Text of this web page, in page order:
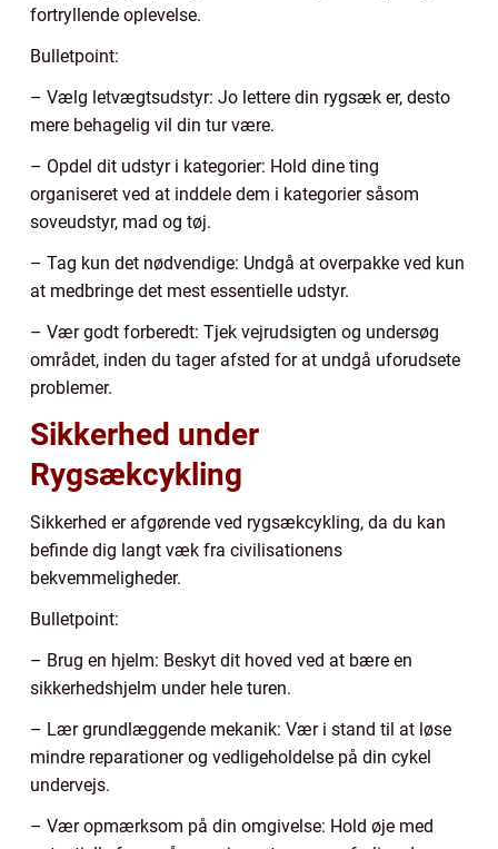
fortryllende oplevelse.
Bulletpoint:
– Vælg letvægtsudstyr: Jo lettere din rygsæk er, desto
mere behagelig vil din tur være.
– Opdel dit udstyr i kategorier: Hold dine ting
organiseret ved at inddele dem i kategorier såsom
soveudstyr, mad og tøj.
– Tag kun det nødvendige: Undgå at overpakke ved kun
at medbringe det mest essentielle udstyr.
– Vær godt forberedt: Tjek vejrudsigten og undersøg
området, inden du tager afsted for at undgå uforudsete
problemer.
Sikkerhed under
Rygsækcykling
Sikkerhed er afgørende ved rygsækcykling, da du kan
befinde dig langt væk fra civilisationens
bekvemmeligheder.
Bulletpoint:
– Brug en hjelm: Beskyt dit hoved ved at bære en
sikkerhedshjelm under hele turen.
– Lær grundlæggende mekanik: Vær i stand til at løse
mindre reparationer og vedligeholdelse på din cykel
undervejs.
– Vær opmærksom på din omgivelse: Hold øje med